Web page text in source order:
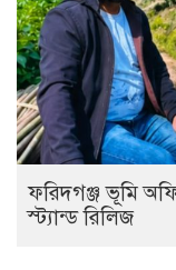
ফরিদগঞ্জ ভূমি
স্ট্যান্ড রিলিজ